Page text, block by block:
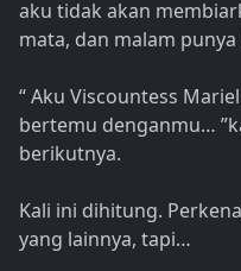
aku tidak akan
mata, dan malam
“ Aku Viscountess
bertemu denganmu…
berikutnya.
Kali ini dihitung.
yang lainnya, tapi…